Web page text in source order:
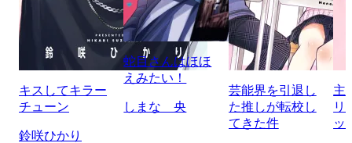
キスしてキラー
チューン
鈴咲ひかり
蛇目さんはほほ
えみたい！
しまな 央
芸能界を引退し
た推しが転校し
てきた件
主
リ
ッ